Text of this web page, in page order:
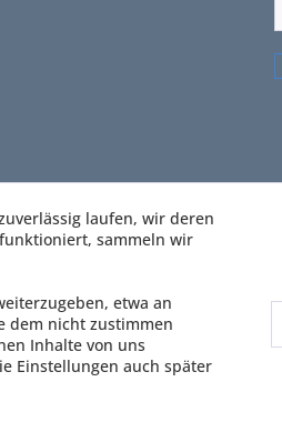
laufen, wir deren
sammeln wir
etwa an
dem nicht zustimmen
Inhalte von uns
Einstellungen auch später